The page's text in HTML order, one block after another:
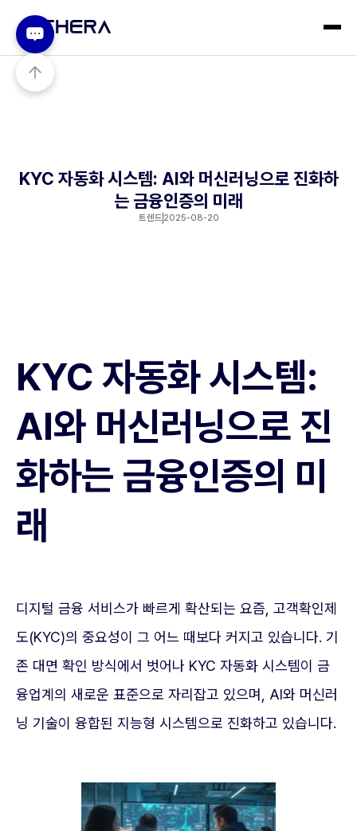
KYC 자동화 시스템: AI와 머신러닝으로 진화하
는 금융인증의 미래
트렌드 2025-08-20
KYC 자동화 시스템:
AI와 머신러닝으로 진
화하는 금융인증의 미
래
디지털 금융 서비스가 빠르게 확산되는 요즘, 고객확인제
도(KYC)의 중요성이 그 어느 때보다 커지고 있습니다. 기
존 대면 확인 방식에서 벗어나 KYC 자동화 시스템이 금
융업계의 새로운 표준으로 자리잡고 있으며, AI와 머신러
닝 기술이 융합된 지능형 시스템으로 진화하고 있습니다.